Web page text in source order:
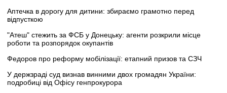
Аптечка в дорогу для дитини: збираємо грамотно перед
відпусткою
"Атеш" стежить за ФСБ у Донецьку: агенти розкрили місце
роботи та розпорядок окупантів
Федоров про реформу мобілізації: етапний призов та СЗЧ
У держзраді суд визнав винними двох громадян України:
подробиці від Офісу генпрокурора